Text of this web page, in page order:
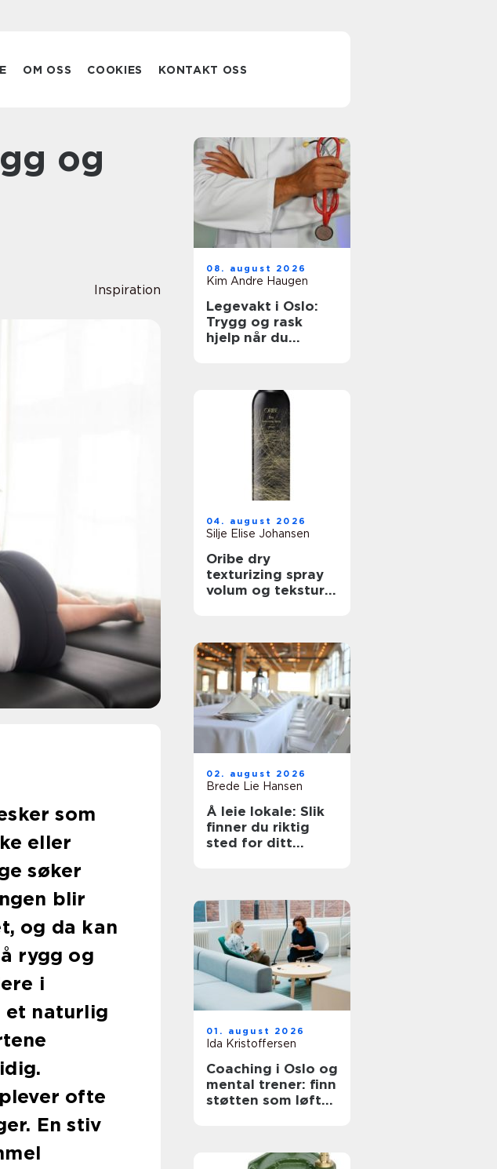
OM OSS COOKIES KONTAKT OSS
Inspiration
som
eller
søker
blir
og da kan
rygg og
i
et naturlig
ofte
En stiv
08. august 2026
Kim Andre Haugen
Legevakt i Oslo:
Trygg og rask
hjelp når du
04. august 2026
Silje Elise Johansen
Oribe dry
texturizing spray
volum og tekstur
02. august 2026
Brede Lie Hansen
Å leie lokale: Slik
finner du riktig
sted for ditt
01. august 2026
Ida Kristoffersen
Coaching i Oslo og
mental trener: finn
støtten som løfter